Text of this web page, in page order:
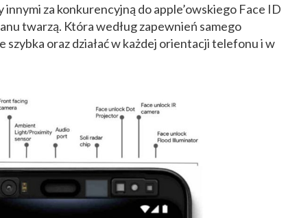
innymi za konkurencyjną do apple’owskiego Face ID
twarzą. Która według zapewnień samego
szybka oraz działać w każdej orientacji telefonu i w